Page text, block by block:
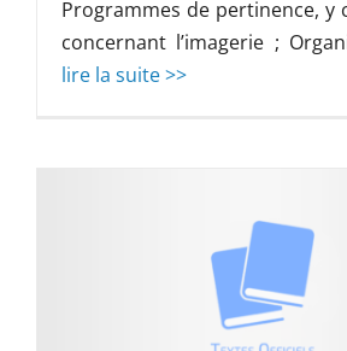
Programmes de pertinence, y
concernant l’imagerie ;
lire la suite >>